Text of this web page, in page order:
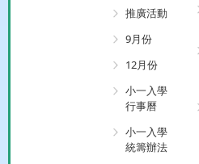
推廣活動
9月份
12月份
小一入學
行事曆
小一入學
統籌辦法